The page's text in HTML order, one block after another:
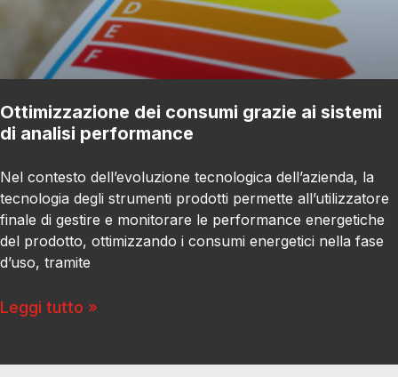
Ottimizzazione dei consumi grazie ai sistemi
di analisi performance
Nel contesto dell’evoluzione tecnologica dell’azienda, la
tecnologia degli strumenti prodotti permette all’utilizzatore
finale di gestire e monitorare le performance energetiche
del prodotto, ottimizzando i consumi energetici nella fase
d’uso, tramite
Leggi tutto »